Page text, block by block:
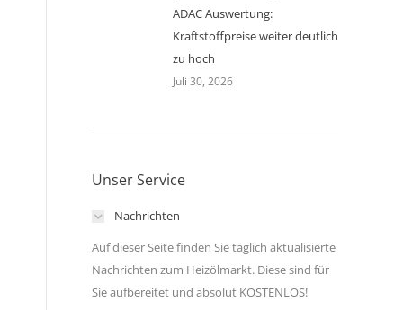
ADAC Auswertung:
Kraftstoffpreise weiter deutlich
zu hoch
Juli 30, 2026
Unser Service
Nachrichten
Auf dieser Seite finden Sie täglich aktualisierte
Nachrichten zum Heizölmarkt. Diese sind für
Sie aufbereitet und absolut KOSTENLOS!